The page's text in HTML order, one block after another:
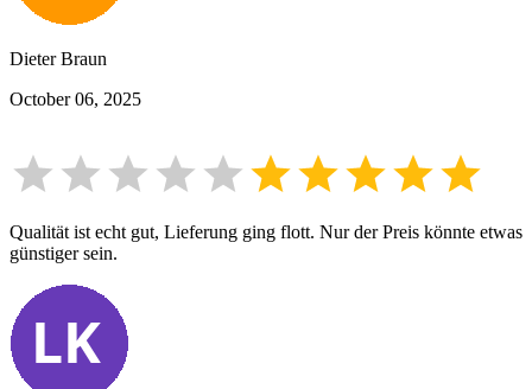
Dieter Braun
October 06, 2025
Qualität ist echt gut, Lieferung ging flott. Nur der Preis könnte etwas
günstiger sein.